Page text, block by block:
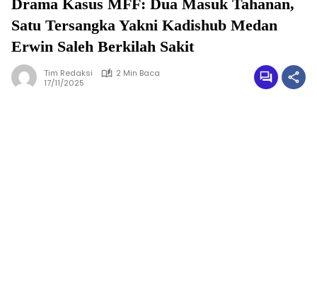
Drama Kasus MFF: Dua Masuk Tahanan,
Satu Tersangka Yakni Kadishub Medan
Erwin Saleh Berkilah Sakit
Tim Redaksi
2 Min Baca
17/11/2025